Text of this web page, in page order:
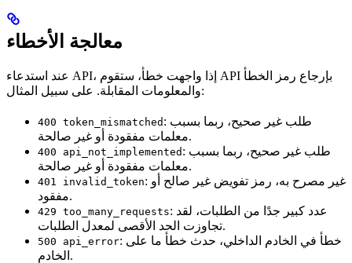
معالجة الأخطاء
عند استدعاء API، إذا واجهت خطأ، ستقوم API بإرجاع رمز الخطأ
والمعلومات المقابلة. على سبيل المثال:
400 token_mismatched : طلب غير صحيح، ربما بسبب
معلمات مفقودة أو غير صالحة.
400 api_not_implemented : طلب غير صحيح، ربما بسبب
معلمات مفقودة أو غير صالحة.
401 invalid_token: غير مصرح به، رمز تفويض غير صالح أو
مفقود.
429 too_many_requests: عدد كبير جدًا من الطلبات، لقد
تجاوزت الحد الأقصى لمعدل الطلبات.
500 api_error: خطأ في الخادم الداخلي، حدث خطأ ما على
الخادم.